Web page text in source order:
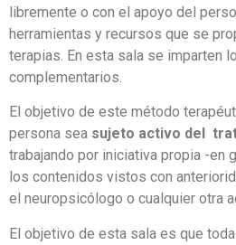
libremente o con el apoyo del
herramientas y recursos que se
terapias. En esta sala se imparten
complementarios.
El objetivo de este método
persona sea sujeto activo del
trabajando por iniciativa propia -en
los contenidos vistos con
el neuropsicólogo o cualquier otra
El objetivo de esta sala es que